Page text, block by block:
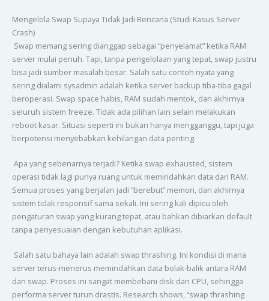
Mengelola Swap Supaya Tidak Jadi Bencana (Studi Kasus Server
Crash)
Swap memang sering dianggap sebagai “penyelamat” ketika RAM
server mulai penuh. Tapi, tanpa pengelolaan yang tepat, swap justru
bisa jadi sumber masalah besar. Salah satu contoh nyata yang
sering dialami sysadmin adalah ketika server backup tiba-tiba gagal
beroperasi. Swap space habis, RAM sudah mentok, dan akhirnya
seluruh sistem freeze. Tidak ada pilihan lain selain melakukan
reboot kasar. Situasi seperti ini bukan hanya mengganggu, tapi juga
berpotensi menyebabkan kehilangan data penting.
Apa yang sebenarnya terjadi? Ketika swap exhausted, sistem
operasi tidak lagi punya ruang untuk memindahkan data dari RAM.
Semua proses yang berjalan jadi “berebut” memori, dan akhirnya
sistem tidak responsif sama sekali. Ini sering kali dipicu oleh
pengaturan swap yang kurang tepat, atau bahkan dibiarkan default
tanpa penyesuaian dengan kebutuhan aplikasi.
Salah satu bahaya lain adalah swap thrashing. Ini kondisi di mana
server terus-menerus memindahkan data bolak-balik antara RAM
dan swap. Proses ini sangat membebani disk dan CPU, sehingga
performa server turun drastis. Research shows, “swap thrashing